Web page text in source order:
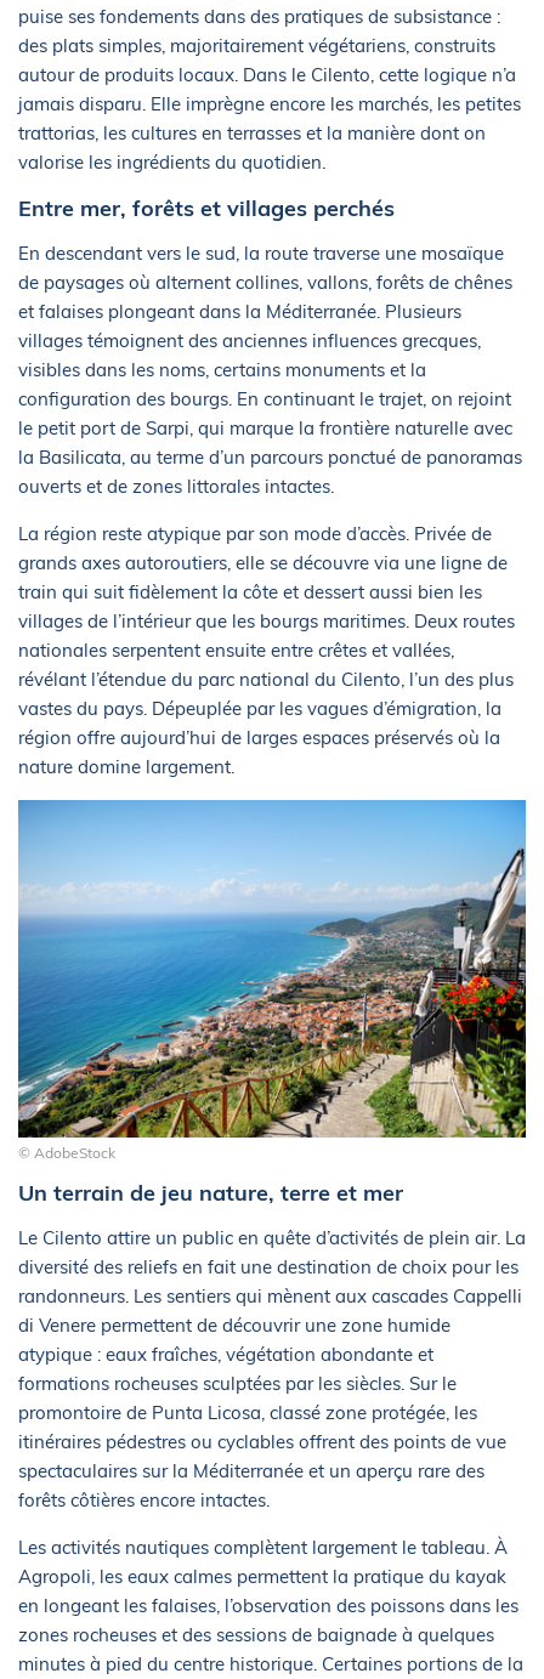
puise ses fondements dans des pratiques de subsistance :
des plats simples, majoritairement végétariens, construits
autour de produits locaux. Dans le Cilento, cette logique n’a
jamais disparu. Elle imprègne encore les marchés, les petites
trattorias, les cultures en terrasses et la manière dont on
valorise les ingrédients du quotidien.
Entre mer, forêts et villages perchés
En descendant vers le sud, la route traverse une mosaïque
de paysages où alternent collines, vallons, forêts de chênes
et falaises plongeant dans la Méditerranée. Plusieurs
villages témoignent des anciennes influences grecques,
visibles dans les noms, certains monuments et la
configuration des bourgs. En continuant le trajet, on rejoint
le petit port de Sarpi, qui marque la frontière naturelle avec
la Basilicata, au terme d’un parcours ponctué de panoramas
ouverts et de zones littorales intactes.
La région reste atypique par son mode d’accès. Privée de
grands axes autoroutiers, elle se découvre via une ligne de
train qui suit fidèlement la côte et dessert aussi bien les
villages de l’intérieur que les bourgs maritimes. Deux routes
nationales serpentent ensuite entre crêtes et vallées,
révélant l’étendue du parc national du Cilento, l’un des plus
vastes du pays. Dépeuplée par les vagues d’émigration, la
région offre aujourd’hui de larges espaces préservés où la
nature domine largement.
© AdobeStock
Un terrain de jeu nature, terre et mer
Le Cilento attire un public en quête d’activités de plein air. La
diversité des reliefs en fait une destination de choix pour les
randonneurs. Les sentiers qui mènent aux cascades Cappelli
di Venere permettent de découvrir une zone humide
atypique : eaux fraîches, végétation abondante et
formations rocheuses sculptées par les siècles. Sur le
promontoire de Punta Licosa, classé zone protégée, les
itinéraires pédestres ou cyclables offrent des points de vue
spectaculaires sur la Méditerranée et un aperçu rare des
forêts côtières encore intactes.
Les activités nautiques complètent largement le tableau. À
Agropoli, les eaux calmes permettent la pratique du kayak
en longeant les falaises, l’observation des poissons dans les
zones rocheuses et des sessions de baignade à quelques
minutes à pied du centre historique. Certaines portions de la